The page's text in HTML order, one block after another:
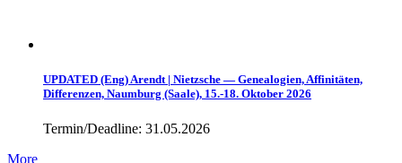
UPDATED (Eng) Arendt | Nietzsche — Genealogien, Affinitäten,
Differenzen, Naumburg (Saale), 15.-18. Oktober 2026
Termin/Deadline: 31.05.2026
More